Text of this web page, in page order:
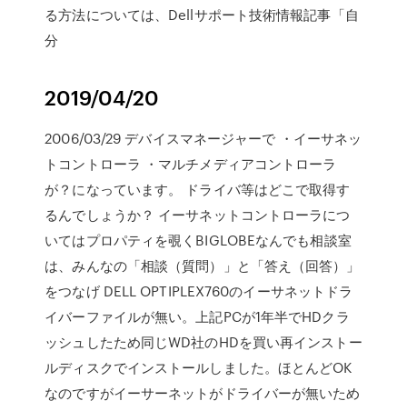
る方法については、Dellサポート技術情報記事「自
分
2019/04/20
2006/03/29 デバイスマネージャーで ・イーサネッ
トコントローラ ・マルチメディアコントローラ
が？になっています。 ドライバ等はどこで取得す
るんでしょうか？ イーサネットコントローラにつ
いてはプロパティを覗くBIGLOBEなんでも相談室
は、みんなの「相談（質問）」と「答え（回答）」
をつなげ DELL OPTIPLEX760のイーサネットドラ
イバーファイルが無い。上記PCが1年半でHDクラ
ッシュしたため同じWD社のHDを買い再インストー
ルディスクでインストールしました。ほとんどOK
なのですがイーサーネットがドライバーが無いため